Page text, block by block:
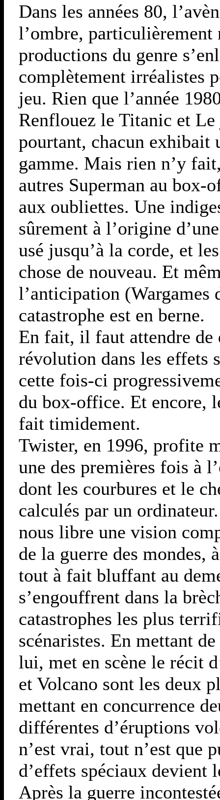
Dans les années 80,
l’ombre, particulièrement
productions du genre
complètement irréalistes
jeu. Rien que l’année
Renflouez le Titanic et
pourtant, chacun exhibait
gamme. Mais rien n’y
autres Superman au box-
aux oubliettes. Une
sûrement à l’origine
usé jusqu’à la corde, et
chose de nouveau. Et
l’anticipation (Wargames
catastrophe est en berne.
En fait, il faut attendre de
révolution dans les effets
cette fois-ci
du box-office. Et encore,
fait timidement.
Twister, en 1996, profite
une des premières fois à
dont les courbures et le
calculés par un
nous libre une vision
de la guerre des mondes,
tout à fait bluffant au
s’engouffrent dans la
catastrophes les plus
scénaristes. En mettant
lui, met en scène le récit
et Volcano sont les deux
mettant en concurrence
différentes d’éruptions
n’est vrai, tout n’est que
d’effets spéciaux
Après la guerre